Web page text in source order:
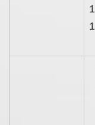
12. 其他依法令規定應檢附之文